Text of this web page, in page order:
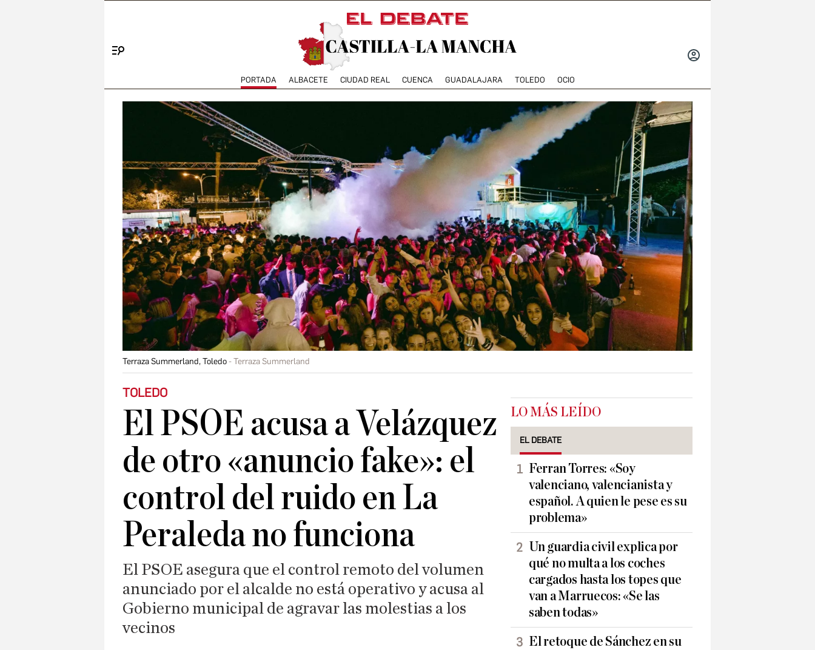
PORTADA ALBACETE CIUDAD REAL CUENCA GUADALAJARA TOLEDO OCIO
Terraza Summerland, Toledo Terraza Summerland
TOLEDO
El PSOE acusa a Velázquez
de otro «anuncio fake»: el
control del ruido en La
Peraleda no funciona
El PSOE asegura que el control remoto del volumen
anunciado por el alcalde no está operativo y acusa al
Gobierno municipal de agravar las molestias a los
vecinos
LO MÁS LEÍDO
EL DEBATE
Ferran Torres: «Soy
valenciano, valencianista y
español. A quien le pese es su
problema»
Un guardia civil explica por
qué no multa a los coches
cargados hasta los topes que
van a Marruecos: «Se las
saben todas»
El retoque de Sánchez en su